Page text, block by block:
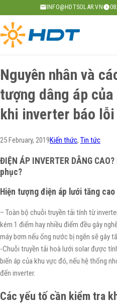
to
content
INFO@HDTSOLAR.VN
Nguyên nhân và
tượng dâng áp
khi inverter báo
25 February, 2019Kiến thức, Tin tức
ĐIỆN ÁP INVERTER DÂNG
phục?
Hiện tượng điện áp lưới tăng
– Toàn bộ chuỗi truyền tải tính từ
kém 1 điểm hay nhiều điểm đều gây
máy bơm nếu ống nước bị ngẽn sẽ gây
-Chuỗi truyền tải hoà lưới solar được
biến áp của khu vực đó, nếu hệ thống
đến inverter.
Các yếu tố cần kiểm tra